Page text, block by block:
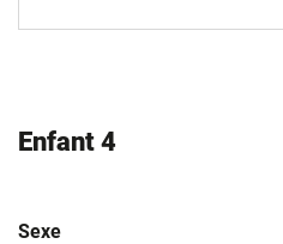
Enfant 4
Sexe